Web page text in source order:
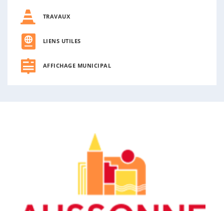
TRAVAUX
LIENS UTILES
AFFICHAGE MUNICIPAL